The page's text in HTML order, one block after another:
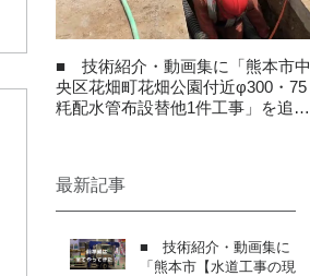
■ 技術紹介・動画集に「熊本市中
央区花畑町花畑公園付近φ300・75
粍配水管布設替他1件工事」を追加
最新記事
■ 技術紹介・動画集に
「熊本市【水道工事の現